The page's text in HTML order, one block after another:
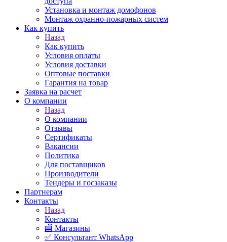
Установка и монтаж домофонов
Монтаж охранно-пожарных систем
Как купить
Назад
Как купить
Условия оплаты
Условия доставки
Оптовые поставки
Гарантия на товар
Заявка на расчет
О компании
Назад
О компании
Отзывы
Сертификаты
Вакансии
Политика
Для поставщиков
Производители
Тендеры и госзаказы
Партнерам
Контакты
Назад
Контакты
🏬 Магазины
✅️ Консультант WhatsApp